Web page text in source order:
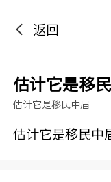
返回
估计它是移
估计它是移民中届
估计它是移民中